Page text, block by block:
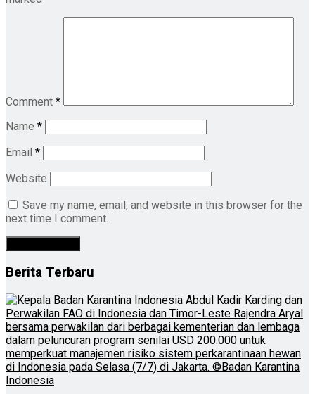
Comment *
Name *
Email *
Website
Save my name, email, and website in this browser for the
next time I comment.
Berita Terbaru